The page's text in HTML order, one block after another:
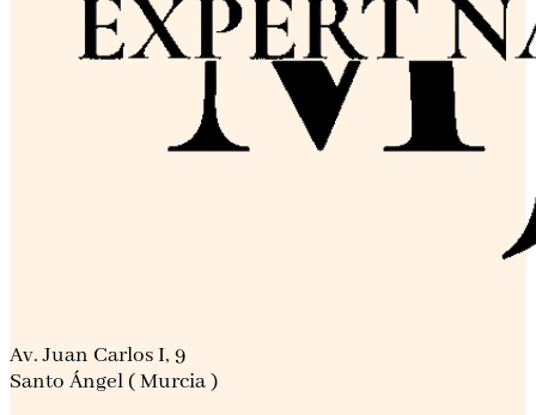
Av. Juan Carlos I, 9
Santo Ángel ( Murcia )